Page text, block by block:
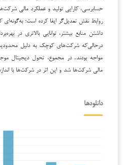
حسابرسی، کارایی تولید و عملکرد مالی
روابط نقش تعدیل‌گر ایفا کرده است؛
داشتن منابع بیشتر، توانایی بالاتری در
درحالی‌که شرکت‌های کوچک به دلیل محدودیت
مواجه بودند. در مجموع، تحول دیجیتال
مالی شرکت‌ها شد و این اثر در شرکت‌ها با
دانلودها